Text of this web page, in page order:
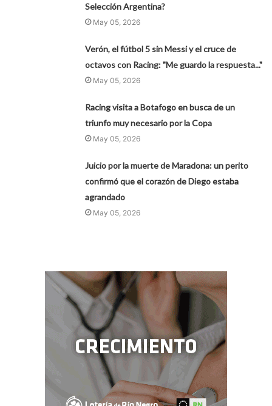
Selección Argentina?
May 05, 2026
Verón, el fútbol 5 sin Messi y el cruce de
octavos con Racing: "Me guardo la respuesta..."
May 05, 2026
Racing visita a Botafogo en busca de un
triunfo muy necesario por la Copa
May 05, 2026
Juicio por la muerte de Maradona: un perito
confirmó que el corazón de Diego estaba
agrandado
May 05, 2026